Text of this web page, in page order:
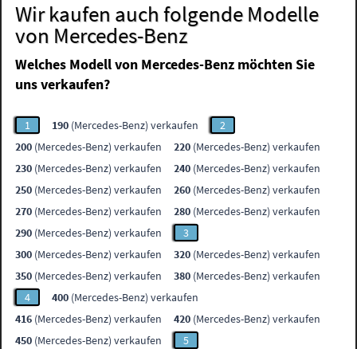
Wir kaufen auch folgende Modelle
von Mercedes-Benz
Welches Modell von Mercedes-Benz möchten Sie
uns verkaufen?
1 190 (Mercedes-Benz) verkaufen
2
200 (Mercedes-Benz) verkaufen 220 (Mercedes-Benz) verkaufen
230 (Mercedes-Benz) verkaufen 240 (Mercedes-Benz) verkaufen
250 (Mercedes-Benz) verkaufen 260 (Mercedes-Benz) verkaufen
270 (Mercedes-Benz) verkaufen 280 (Mercedes-Benz) verkaufen
290 (Mercedes-Benz) verkaufen
3
300 (Mercedes-Benz) verkaufen 320 (Mercedes-Benz) verkaufen
350 (Mercedes-Benz) verkaufen 380 (Mercedes-Benz) verkaufen
4
400 (Mercedes-Benz) verkaufen
416 (Mercedes-Benz) verkaufen 420 (Mercedes-Benz) verkaufen
450 (Mercedes-Benz) verkaufen
5